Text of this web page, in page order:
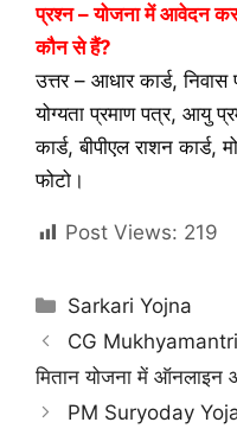
प्रश्न –योजना में आवेदन
कौन से हैं?
उत्तर – आधार कार्ड,
योग्यता प्रमाण पत्र, आयु
कार्ड, बीपीएल राशन कार्ड,
फोटो।
Post Views: 219
Categories
Sarkari Yojna
CG
मितान योजना में ऑनलाइन
PM Suryoday